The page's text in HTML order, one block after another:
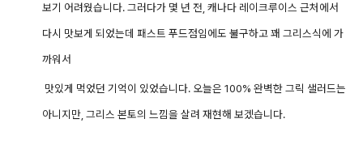
보기 어려웠습니다. 그러다가 몇 년 전, 캐나다 레이크루이스 근처에서
다시 맛보게 되었는데 패스트 푸드점임에도 불구하고 꽤 그리스식에 가
까워서
맛있게 먹었던 기억이 있었습니다. 오늘은 100% 완벽한 그릭 샐러드는
아니지만, 그리스 본토의 느낌을 살려 재현해 보겠습니다.